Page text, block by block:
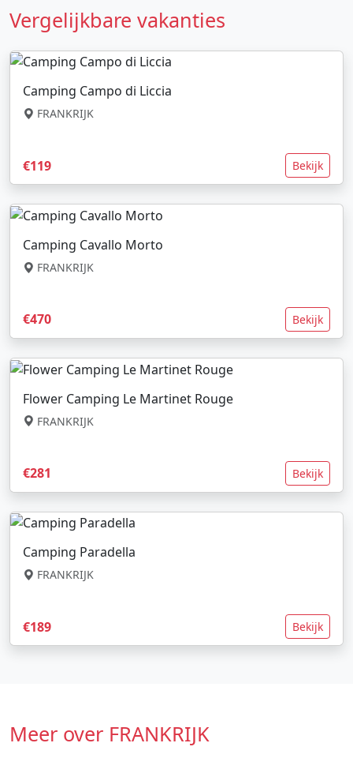
Vergelijkbare vakanties
Camping Campo di Liccia
FRANKRIJK
€119 Bekijk
Camping Cavallo Morto
FRANKRIJK
€470 Bekijk
Flower Camping Le Martinet Rouge
FRANKRIJK
€281 Bekijk
Camping Paradella
FRANKRIJK
€189 Bekijk
Meer over FRANKRIJK